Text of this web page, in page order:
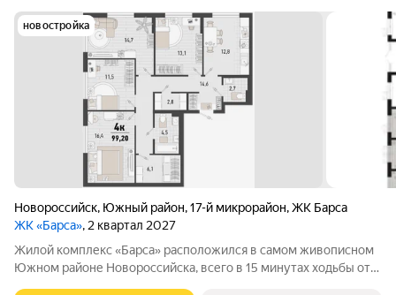
новостройка
Новороссийск, Южный район,17-й микрорайон,ЖК Барса
ЖК «Барса», 2 квартал 2027
Жилой комплекс «Барса» расположился в самом живописном
Южном районе Новороссийска, всего в 15 минутах ходьбы от